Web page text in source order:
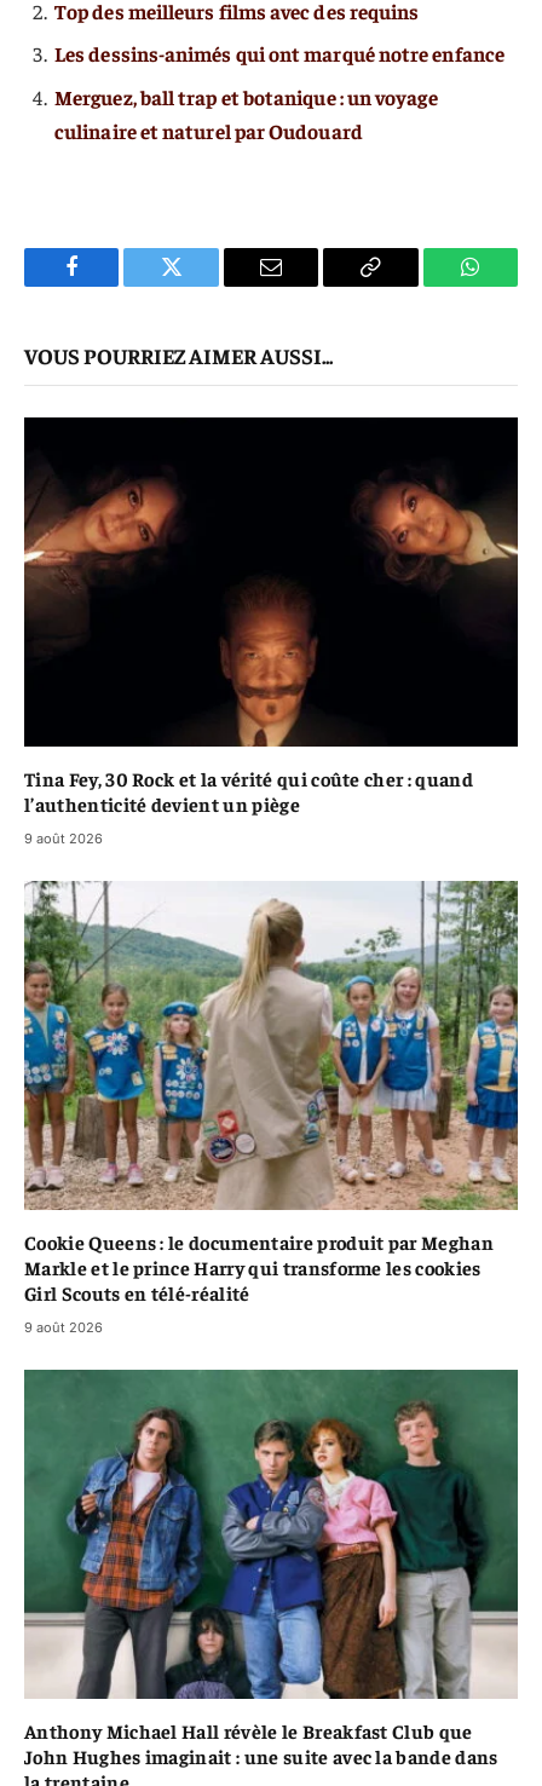
Top des meilleurs films avec des requins
Les dessins-animés qui ont marqué notre enfance
Merguez, ball trap et botanique : un voyage
culinaire et naturel par Oudouard
Facebook Twitter
E-
Copier
VOUS POURRIEZ AIMER AUSSI...
Tina Fey, 30 Rock et la vérité qui coûte cher : quand
l’authenticité devient un piège
9 août 2026
Cookie Queens : le documentaire produit par Meghan
Markle et le prince Harry qui transforme les cookies
Girl Scouts en télé-réalité
9 août 2026
Anthony Michael Hall révèle le Breakfast Club que
John Hughes imaginait : une suite avec la bande dans
la trentaine